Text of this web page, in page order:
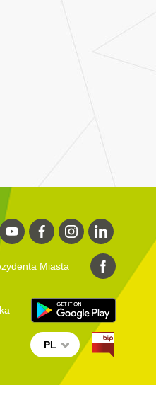
Miasta
PL